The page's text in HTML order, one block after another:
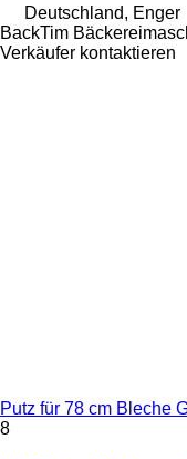
Deutschland, Enger
BackTim
Verkäufer kontaktieren
Putz für 78 cm Bleche
8